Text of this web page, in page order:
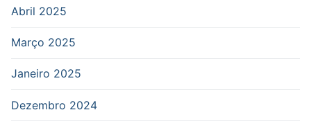
Abril 2025
Março 2025
Janeiro 2025
Dezembro 2024